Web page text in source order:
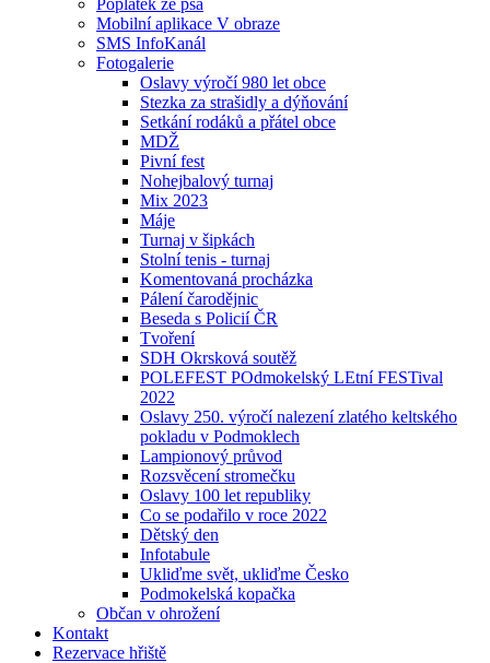
Poplatek ze psa
Mobilní aplikace V obraze
SMS InfoKanál
Fotogalerie
Oslavy výročí 980 let obce
Stezka za strašidly a dýňování
Setkání rodáků a přátel obce
MDŽ
Pivní fest
Nohejbalový turnaj
Mix 2023
Máje
Turnaj v šipkách
Stolní tenis - turnaj
Komentovaná procházka
Pálení čarodějnic
Beseda s Policií ČR
Tvoření
SDH Okrsková soutěž
POLEFEST POdmokelský LEtní FESTival
2022
Oslavy 250. výročí nalezení zlatého keltského
pokladu v Podmoklech
Lampionový průvod
Rozsvěcení stromečku
Oslavy 100 let republiky
Co se podařilo v roce 2022
Dětský den
Infotabule
Ukliďme svět, ukliďme Česko
Podmokelská kopačka
Občan v ohrožení
Kontakt
Rezervace hřiště